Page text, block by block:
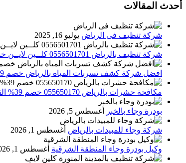
أحدث المقالات
شركة تنظيف فى الرياض يوليو 16, 2025
شركة تنظيف بالرياض 0556501701 كلــين لايــن خصم 39% تنظيف وتعقيم المنازل باحدث الاجهزة
افضل شركة كشف تسربات المياه بالرياض خصم 39% اطلب الان 0556501701‬‏ – تقارير معتمدة
مكافحة حشرات بالرياض 055650170 خصم 39% القضاء التام علي الحشرات والقوارض
بودرة وجاء بالخبر أغسطس 5, 2026
شركة وجاء للمبيدات بالرياض أغسطس 1, 2026
وكيل بودرة وجاء المنطقة الشرقية أغسطس 1, 2026